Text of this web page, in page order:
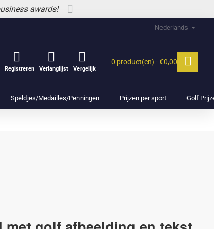
awards!
Nederlands
Registreren Verlanglijst Vergelijk
0 product(en) - €0,00
Speldjes/Medailles/Penningen Prijzen per sport Golf